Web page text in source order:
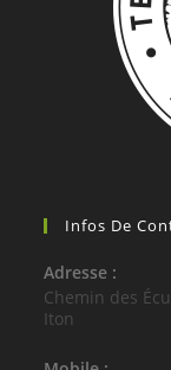
Infos De
Adresse :
Chemin des
Iton